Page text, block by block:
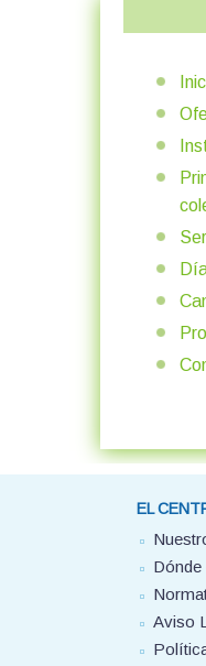
EL
Aviso